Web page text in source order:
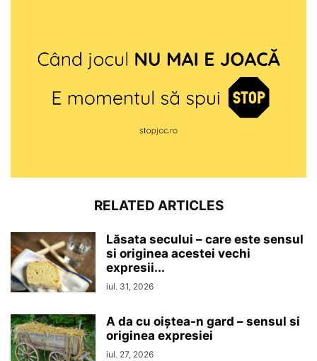
RELATED ARTICLES
Lăsata secului – care este sensul
si originea acestei vechi
expresii...
iul. 31, 2026
A da cu oiștea-n gard – sensul si
originea expresiei
iul. 27, 2026